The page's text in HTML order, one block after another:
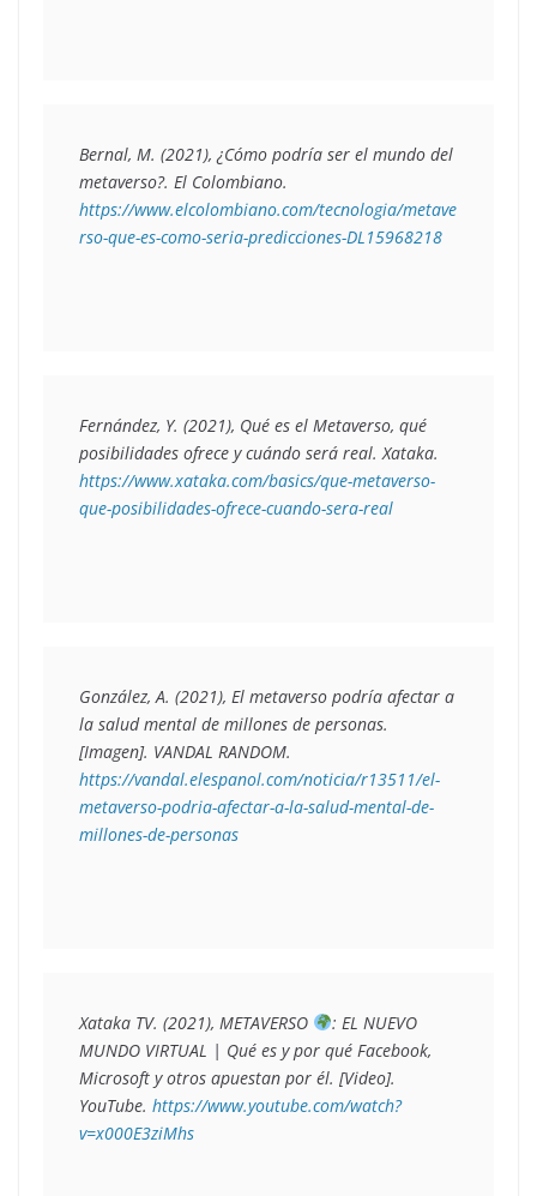
Bernal, M. (2021), ¿Cómo podría ser el mundo del
metaverso?
https://www.elcolombiano.com/tecnologia/metave
rso-que-es-como-seria-predicciones-DL15968218
Fernández, Y. (2021), Qué es el Metaverso, qué
posibilidades ofrece y cuándo será real
https://www.xataka.com/basics/que-metaverso-
que-posibilidades-ofrece-cuando-sera-real
González, A. (2021), El metaverso podría afectar a
la salud mental de millones de personas.
https://vandal.elespanol.com/noticia/r13511/el-
metaverso-podria-afectar-a-la-salud-mental-de-
millones-de-personas
Xataka TV. (2021), METAVERSO
: EL NUEVO
MUNDO VIRTUAL | Qué es y por qué Facebook,
Microsoft y otros apuestan por él. [Video].
YouTube. https://www.youtube.com/watch?
v=x000E3ziMhs